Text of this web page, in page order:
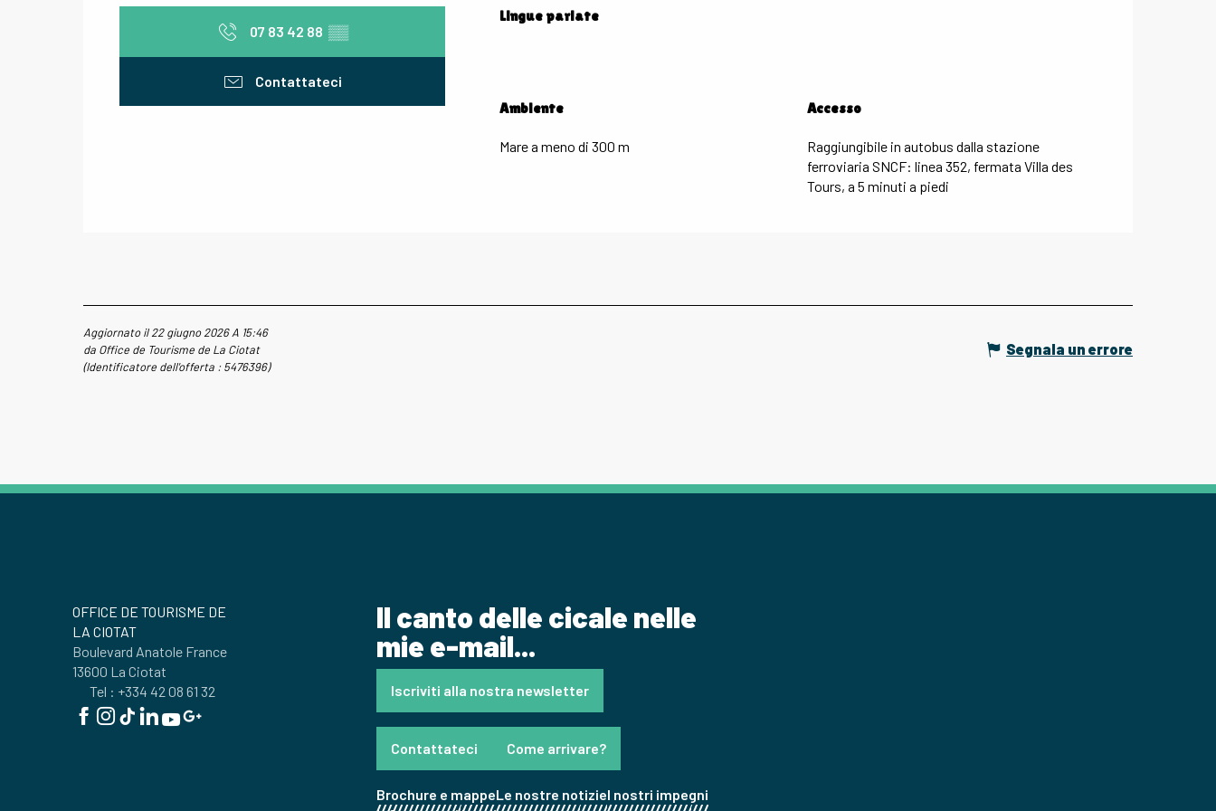
07 83 42 88 ▒▒
Contattateci
Lingue parlate
Lingue parlate
Ambiente
Ambiente
Mare a meno di 300 m
Accesso
Accesso
Raggiungibile in autobus dalla stazione
ferroviaria SNCF: linea 352, fermata Villa des
Tours, a 5 minuti a piedi
Aggiornato il 22 giugno 2026 A 15:46
da Office de Tourisme de La Ciotat
(Identificatore dell'offerta :5476396)
Segnala un errore
OFFICE DE TOURISME DE
LA CIOTAT
Boulevard Anatole France
13600 La Ciotat
Tel : +334 42 08 61 32
Il canto delle cicale nelle
mie e-mail...
Iscriviti alla nostra newsletter
Contattateci Come arrivare?
Brochure e mappeLe nostre notizieI nostri impegni